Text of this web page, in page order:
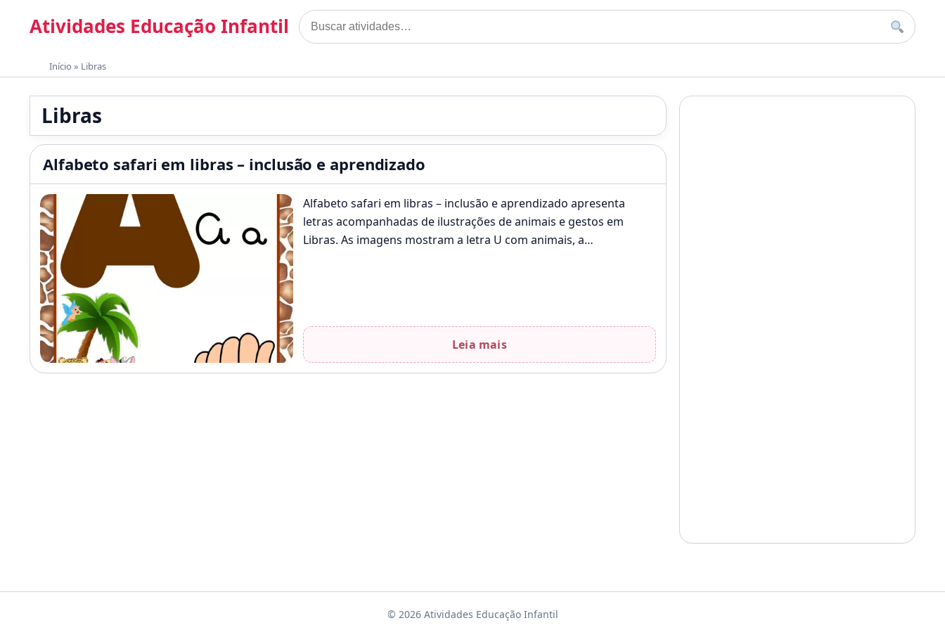
Atividades Educação Infantil Buscar por: Buscar
Início » Libras
Libras
Alfabeto safari em libras – inclusão e aprendizado
Alfabeto safari em libras – inclusão e aprendizado apresenta
letras acompanhadas de ilustrações de animais e gestos em
Libras. As imagens mostram a letra U com animais, a…
Leia mais
© 2026 Atividades Educação Infantil